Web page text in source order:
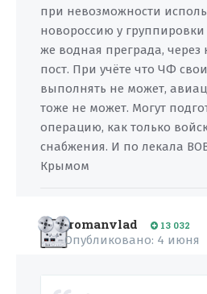
при невозможности
новороссию у группировки
же водная преграда, через
пост. При учёте что ЧФ
выполнять не может,
тоже не может. Могут
операцию, как только
снабжения. И по лекала
Крымом
romanvlad 13 032
Опубликовано: 4 июня